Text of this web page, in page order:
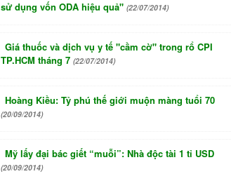
sử dụng vốn ODA hiệu quả" (22/07/2014)
Giá thuốc và dịch vụ y tế "cầm cờ" trong rổ CPI
TP.HCM tháng 7 (22/07/2014)
Hoàng Kiều: Tỷ phú thế giới muộn màng tuổi 70
(20/09/2014)
Mỹ lấy đại bác giết “muỗi”: Nhà độc tài 1 tỉ USD
(20/09/2014)